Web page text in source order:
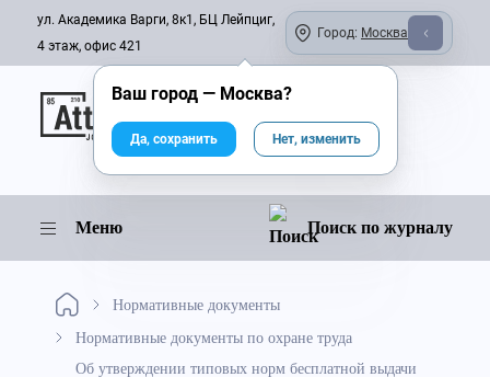
ул. Академика Варги, 8к1, БЦ Лейпциг,
4 этаж, офис 421
Город: Москва
Онлайн-журнал
Меню Поиск по журналу
Нормативные документы
Нормативные документы по охране труда
Об утверждении типовых норм бесплатной выдачи
Ваш город — Москва?
Да, сохранить Нет, изменить